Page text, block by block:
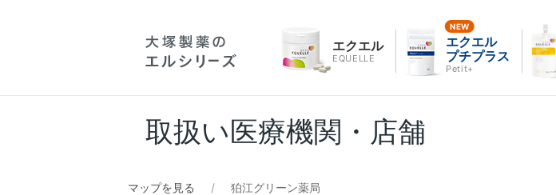
エクエル
EQUELLE
エクエル
プチプラス
Petit+
取扱い医療機関・店舗
マップを見る 狛江グリーン薬局